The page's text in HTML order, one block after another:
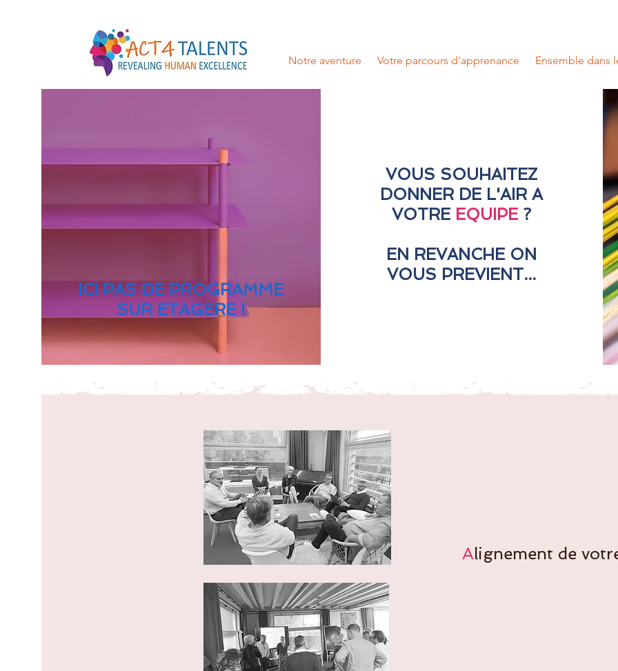
Notre aventure Votre parcours d'apprenance Ensemble dans
ICI PAS DE PROGRAMME
SUR ETAGERE !
VOUS SOUHAITEZ
DONNER DE L'AIR A
VOTRE EQUIPE ?
EN REVANCHE ON
VOUS PREVIENT...
Alignement de